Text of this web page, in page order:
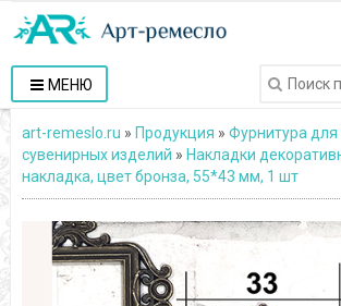
МЕНЮ
art-remeslo.ru » Продукция » Фурнитура для
сувенирных изделий » Накладки
накладка, цвет бронза, 55*43 мм, 1 шт